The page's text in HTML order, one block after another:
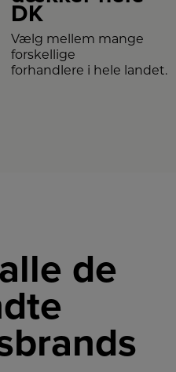
DK
Vælg mellem mange
forskellige
forhandlere i hele landet.
de